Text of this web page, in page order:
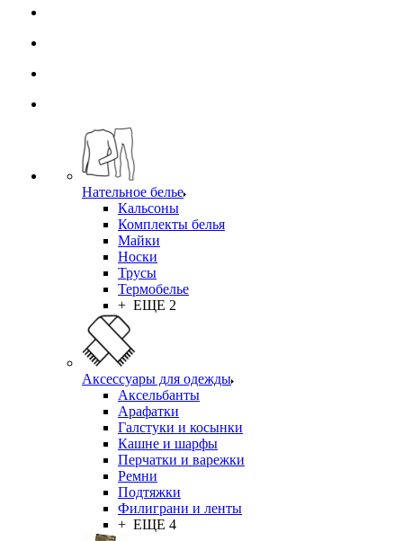
Нательное белье
Кальсоны
Комплекты белья
Майки
Носки
Трусы
Термобелье
+ ЕЩЕ 2
Аксессуары для одежды
Аксельбанты
Арафатки
Галстуки и косынки
Кашне и шарфы
Перчатки и варежки
Ремни
Подтяжки
Филиграни и ленты
+ ЕЩЕ 4